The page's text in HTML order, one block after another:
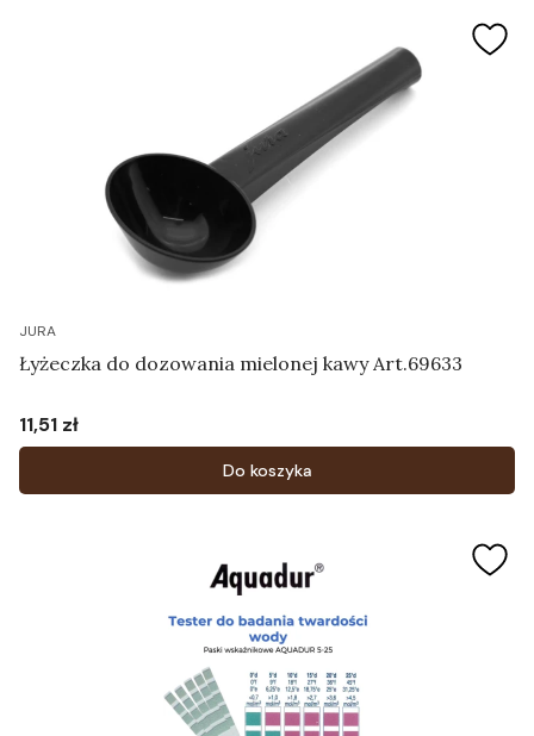
JURA
Łyżeczka do dozowania mielonej kawy Art.69633
Cena
11,51 zł
Do koszyka